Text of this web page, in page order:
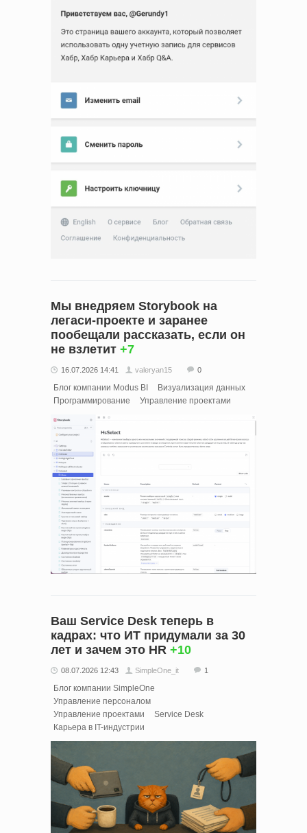
Мы внедряем Storybook на
легаси-проекте и заранее
пообещали рассказать, если он
не взлетит +7
16.07.2026 14:41 valeryan15 0
Блог компании Modus BI
Визуализация данных
Программирование
Управление проектами
Ваш Service Desk теперь в
кадрах: что ИТ придумали за 30
лет и зачем это HR +10
08.07.2026 12:43 SimpleOne_it 1
Блог компании SimpleOne
Управление персоналом
Управление проектами
Service Desk
Карьера в IT-индустрии